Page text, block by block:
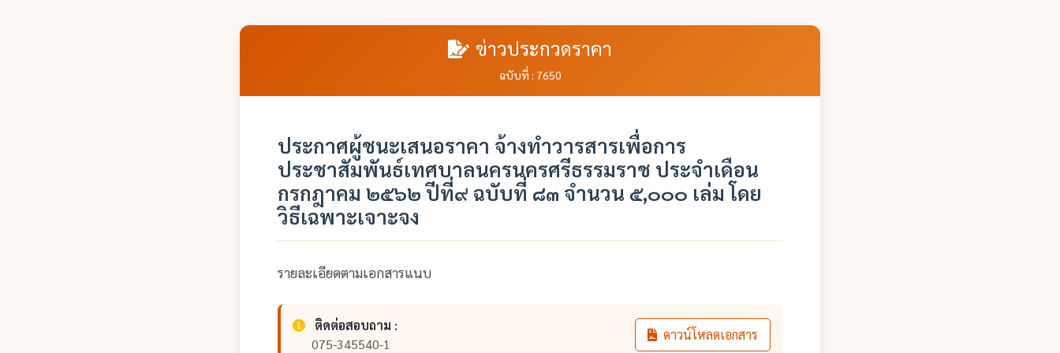
ข่าวประกวดราคา
ฉบับที่ : 7650
ประกาศผู้ชนะเสนอราคา จ้างทำวารสารเพื่อการ
ประชาสัมพันธ์เทศบาลนครนครศรีธรรมราช ประจำเดือน
กรกฎาคม ๒๕๖๒ ปีที่๙ ฉบับที่ ๘๓ จำนวน ๕,๐๐๐ เล่ม โดย
วิธีเฉพาะเจาะจง
รายละเอียดตามเอกสารแนบ
ติดต่อสอบถาม :
075-345540-1
ดาวน์โหลดเอกสาร